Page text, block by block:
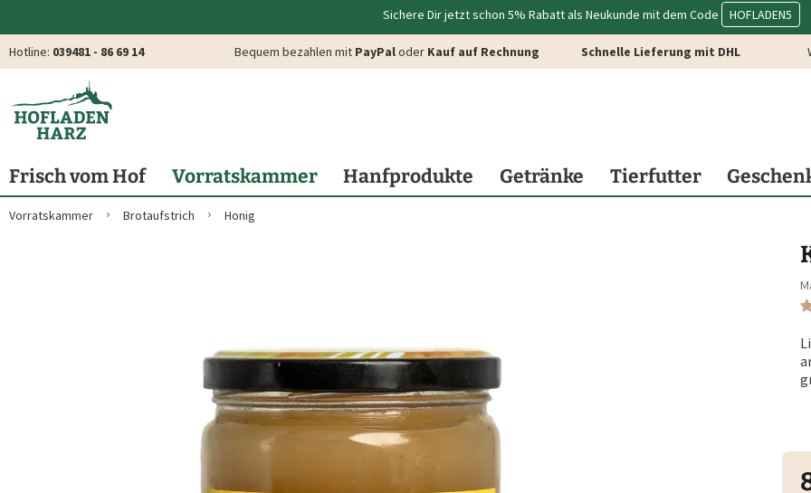
Sichere Dir jetzt schon 5% Rabatt als Neukunde mit dem Code HOFLADEN5
Hotline: 039481 - 86 69 14 Bequem bezahlen mit PayPaloder Kauf auf Rechnung Schnelle Lieferung mit DHL
Frisch vom Hof Vorratskammer Hanfprodukte Getränke Tierfutter
Vorratskammer Brotaufstrich Honig